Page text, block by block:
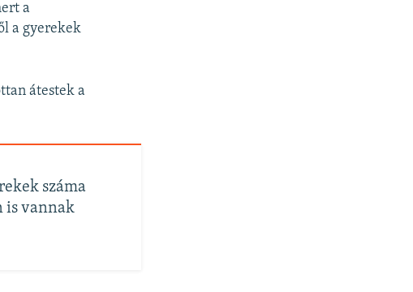
a
a gyerekek
átestek a
száma
is vannak